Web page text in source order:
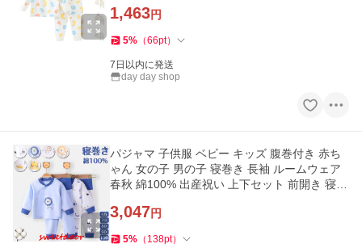
1,463円
5% （66pt）
7日以内に発送
day day shop
パジャマ 子供服 ベビー キッズ 腹巻付き 赤ち
ゃん 女の子 男の子 寝巻き 長袖 ルームウェア
春秋 綿100% 出産祝い 上下セット 前開き 寝間
3,047円
5% （ 138pt）